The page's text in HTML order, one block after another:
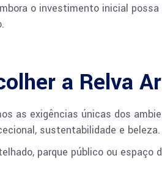
o investimento inicial
a Relva
as exigências únicas dos
sustentabilidade e beleza.
parque público ou